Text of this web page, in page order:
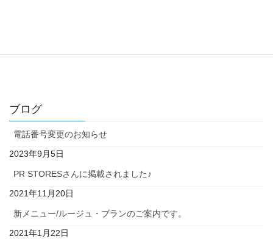
ブログ
電話番号変更のお知らせ
2023年9月5日
PR STORESさんに掲載されました♪
2021年11月20日
新メニュー/ルージュ・ブランのご案内です。
2021年1月22日